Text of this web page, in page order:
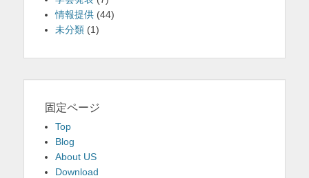
情報提供 (44)
未分類 (1)
固定ページ
Top
Blog
About US
Download